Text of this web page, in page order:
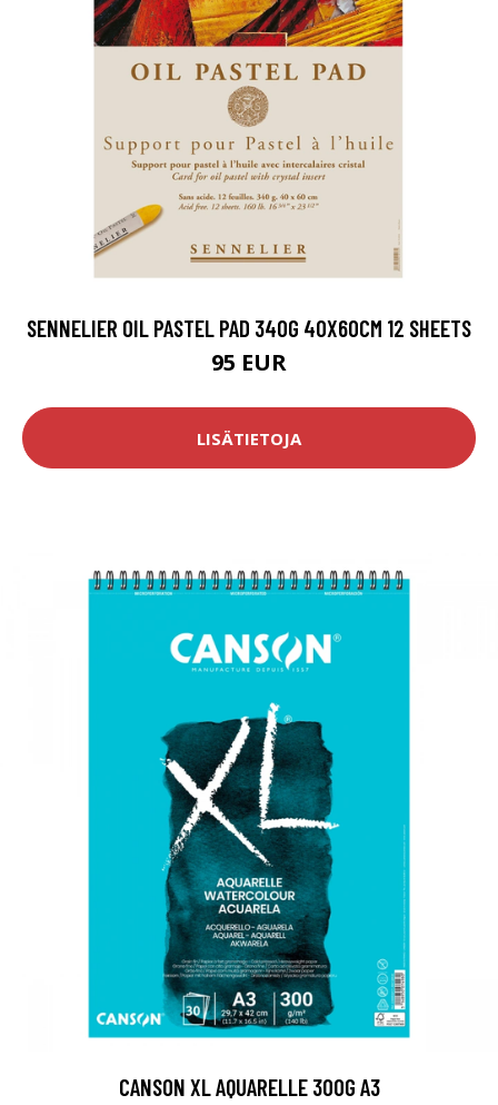
SENNELIER OIL PASTEL PAD 340G 40X60CM 12 SHEETS
95 EUR
LISÄTIETOJA
CANSON XL AQUARELLE 300G A3